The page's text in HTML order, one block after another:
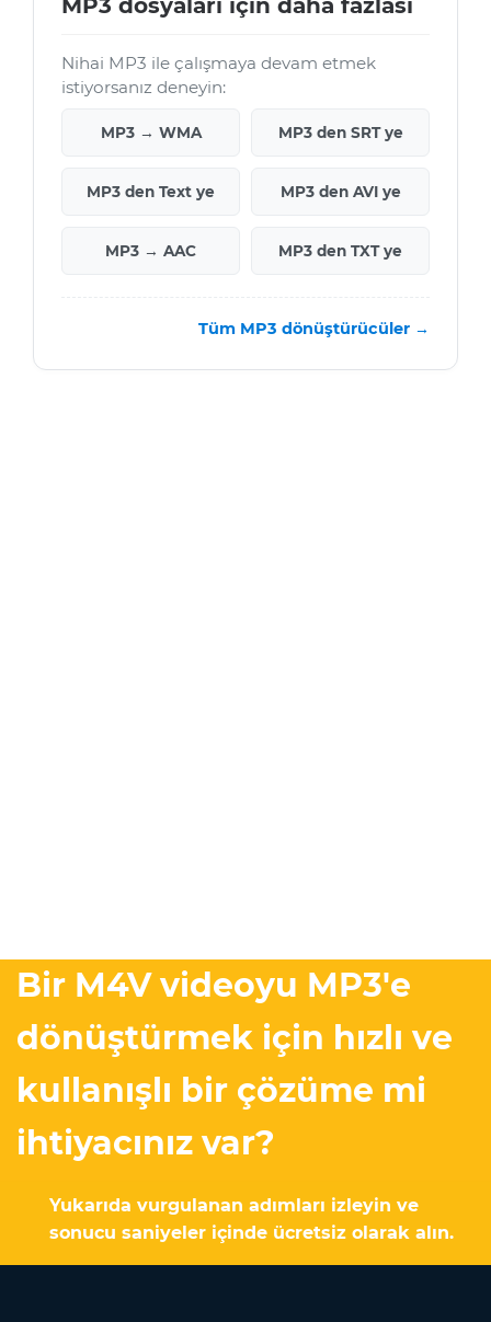
MP3 dosyaları için daha fazlası
Nihai MP3 ile çalışmaya devam etmek
istiyorsanız deneyin:
MP3 → WMA MP3 den SRT ye
MP3 den Text ye MP3 den AVI ye
MP3 → AAC MP3 den TXT ye
Tüm MP3 dönüştürücüler →
Bir M4V videoyu MP3'e
dönüştürmek için hızlı ve
kullanışlı bir çözüme mi
ihtiyacınız var?
Yukarıda vurgulanan adımları izleyin ve
sonucu saniyeler içinde ücretsiz olarak alın.